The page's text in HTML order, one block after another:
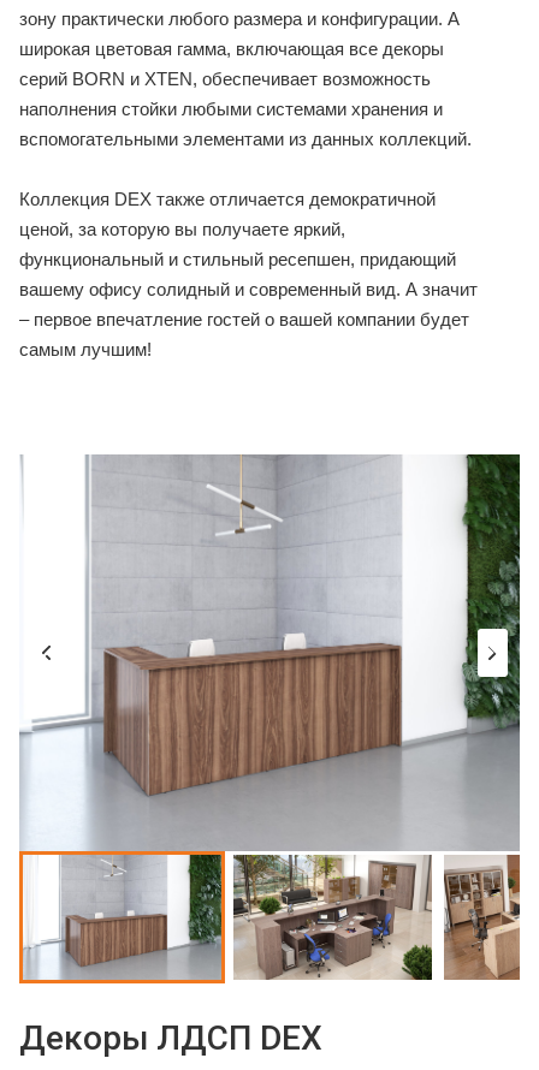
зону практически любого размера и конфигурации. А
широкая цветовая гамма, включающая все декоры
серий BORN и XTEN, обеспечивает возможность
наполнения стойки любыми системами хранения и
вспомогательными элементами из данных коллекций.
Коллекция DEX также отличается демократичной
ценой, за которую вы получаете яркий,
функциональный и стильный ресепшен, придающий
вашему офису солидный и современный вид. А значит
– первое впечатление гостей о вашей компании будет
самым лучшим!
Декоры ЛДСП DEX